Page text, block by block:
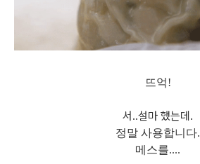
뜨억!
서..설마 했는데.
정말 사용합니다.
메스를....